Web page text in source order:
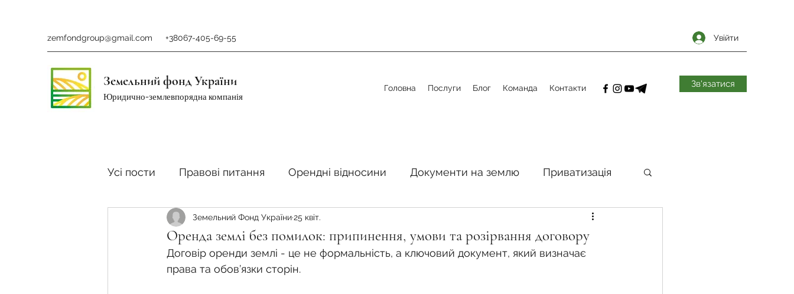
zemfondgroup@gmail.com +38067-405-69-55 Увійти
Земельний фонд України
Юридично-землевпорядна компанія
Головна Послуги Блог Команда Контакти Зв'язатися
Усі пости Правові питання Орендні відносини Документи на землю Приватизація
Ринок землі Податки стосовно земельної сфери Органи місцевого самоврядування
Фермерське господарство Спадкування земельної ділянки
Оренда землі без помилок: припинення, умови та розірвання договору
Земельний Фонд України25 квіт.
Договір оренди землі - це не формальність, а ключовий документ, який визначає
права та обов’язки сторін.